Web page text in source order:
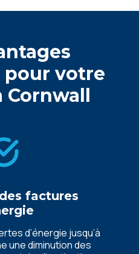
pour votre
Cornwall
factures
d’énergie jusqu’à
une diminution des